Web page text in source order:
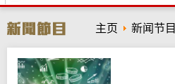
e
r
c
h
主页 新闻节目